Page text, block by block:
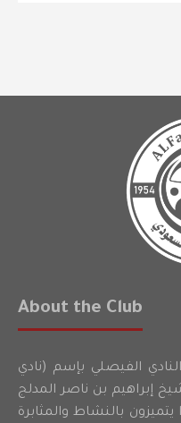
About the Club
حرمه عام 1374 هـ النادي الفيصلي بإسم (نادي
إبراهيم بن ناصر المدلج
بالنشاط والمثابرة